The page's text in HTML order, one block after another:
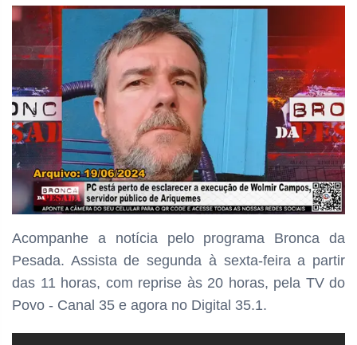
Acompanhe a notícia pelo programa Bronca da
Pesada. Assista de segunda à sexta-feira a partir
das 11 horas, com reprise às 20 horas, pela TV do
Povo - Canal 35 e agora no Digital 35.1.